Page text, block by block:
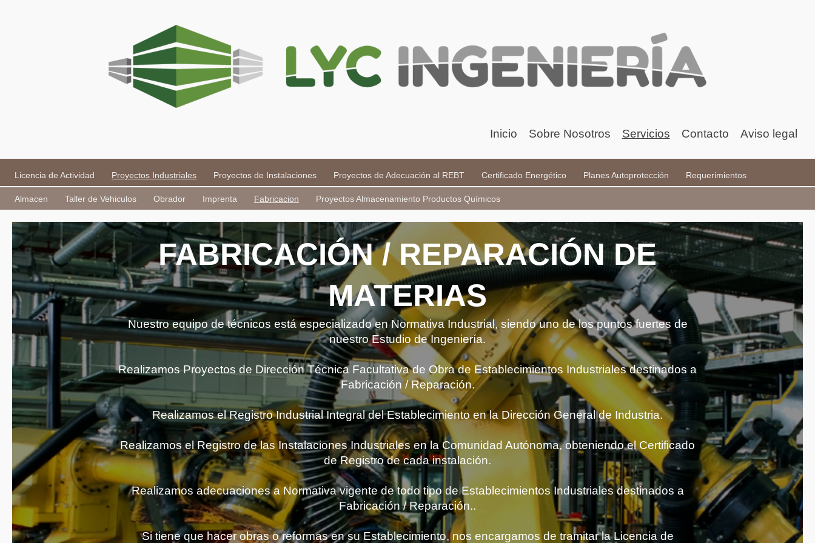
Inicio Sobre Nosotros Servicios Contacto Aviso legal
Licencia de Actividad Proyectos Industriales Proyectos de Instalaciones Proyectos de Adecuación al REBT Certificado Energético Planes Autoprotección Requerimientos
Almacen Taller de Vehiculos Obrador Imprenta Fabricacion Proyectos Almacenamiento Productos Químicos
FABRICACIÓN / REPARACIÓN DE
MATERIAS
Nuestro equipo de técnicos está especializado en Normativa Industrial, siendo uno de los puntos fuertes de
nuestro Estudio de Ingeniería.
Realizamos Proyectos de Dirección Técnica Facultativa de Obra de Establecimientos Industriales destinados a
Fabricación / Reparación.
Realizamos el Registro Industrial Integral del Establecimiento en la Dirección General de Industria.
Realizamos el Registro de las Instalaciones Industriales en la Comunidad Autónoma, obteniendo el Certificado
de Registro de cada instalación.
Realizamos adecuaciones a Normativa vigente de todo tipo de Establecimientos Industriales destinados a
Fabricación / Reparación..
Si tiene que hacer obras o reformas en su Establecimiento, nos encargamos de tramitar la Licencia de